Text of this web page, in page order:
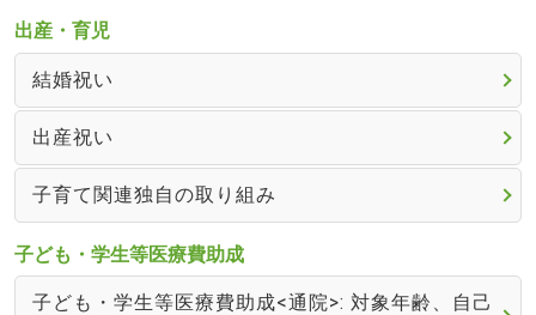
出産・育児
結婚祝い
出産祝い
子育て関連独自の取り組み
子ども・学生等医療費助成
子ども・学生等医療費助成<通院>: 対象年齢、自己